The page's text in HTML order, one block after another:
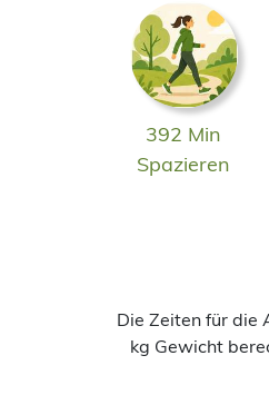
392 Min
Spazieren
Die Zeiten für die
kg Gewicht